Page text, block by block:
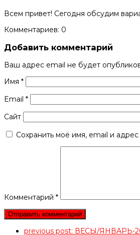
Всем привет! Сегодня обсудим
Комментариев: 0
Добавить комментарий
Ваш адрес email не будет
Имя *
Email *
Сайт
Сохранить моё имя, email и
Комментарий *
previous post: ВЕСЫ/ЯНВАРЬ-